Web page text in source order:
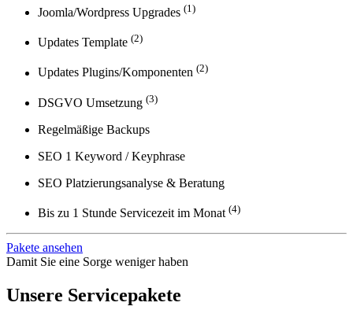
Joomla/Wordpress Upgrades (1)
Updates Template (2)
Updates Plugins/Komponenten (2)
DSGVO Umsetzung (3)
Regelmäßige Backups
SEO 1 Keyword / Keyphrase
SEO Platzierungsanalyse & Beratung
Bis zu 1 Stunde Servicezeit im Monat (4)
Pakete ansehen
Damit Sie eine Sorge weniger haben
Unsere Servicepakete